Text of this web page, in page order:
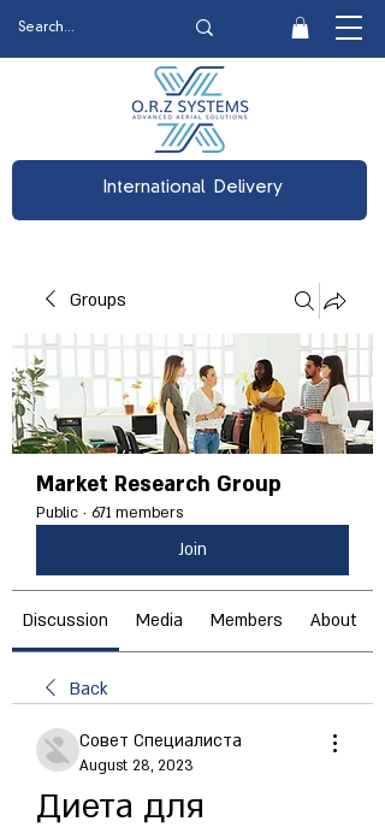
International Delivery
Groups
Market Research Group
Public · 671 members
Join
Discussion Media Members About
Back
Совет Специалиста
August 28, 2023
Диета для